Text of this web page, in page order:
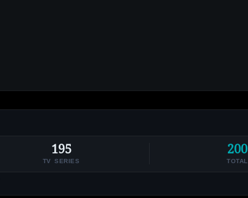
195
TV SERIES
200
TOTAL